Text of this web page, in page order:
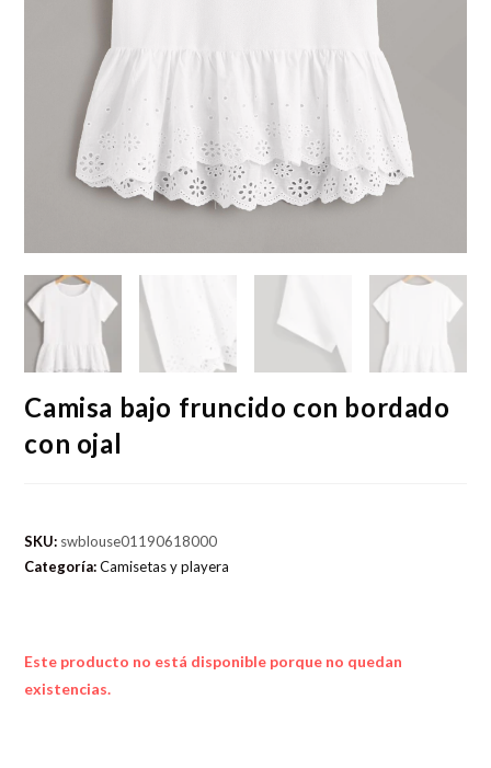
Camisa bajo fruncido con bordado
con ojal
SKU: swblouse01190618000
Categoría:Camisetas y playera
Este producto no está disponible porque no quedan
existencias.